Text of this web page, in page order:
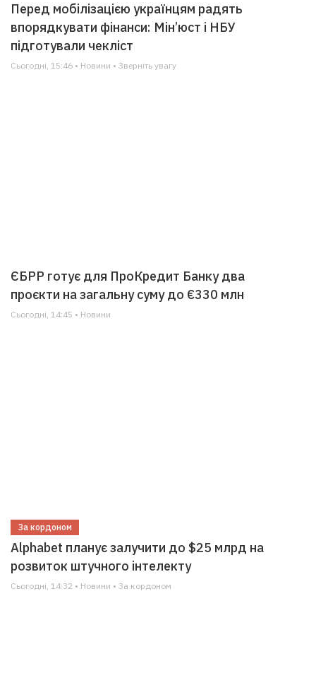
Перед мобілізацією українцям радять
впорядкувати фінанси: Мін’юст і НБУ
підготували чекліст
Сьогодні, 15:46 • Новини • Зверніть увагу
ЄБРР готує для ПроКредит Банку два
проєкти на загальну суму до €330 млн
Сьогодні, 14:45 • Новини
За кордоном
Alphabet планує залучити до $25 млрд на
розвиток штучного інтелекту
Сьогодні, 14:32 • Новини • За кордоном